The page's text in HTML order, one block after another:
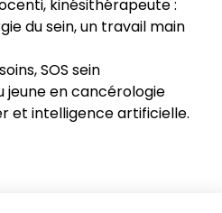
kinésithérapeute :
du sein, un travail main
SOS sein
jeune en cancérologie
et intelligence artificielle.